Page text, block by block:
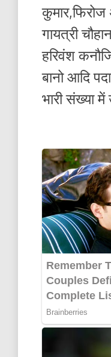
गायत्री
हरिवंश
बानो आदि
भारी संख्या